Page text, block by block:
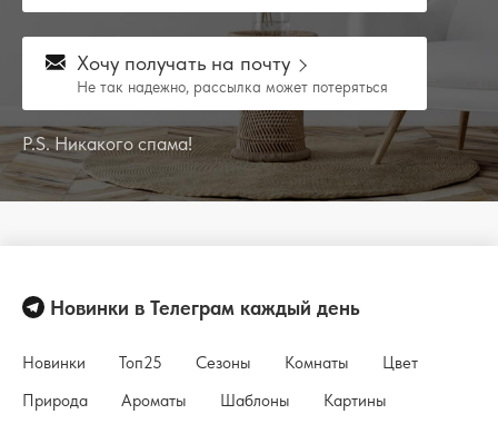
Хочу получать на почту
Не так надежно, рассылка может потеряться
P.S. Никакого спама!
Новинки в Телеграм каждый день
Новинки Топ25 Сезоны Комнаты
Цвет
Природа
Ароматы Шаблоны
Картины